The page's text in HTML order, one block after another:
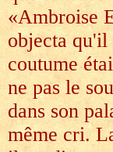
«Ambroise
objecta qu'il
coutume
ne pas le
dans son
même cri.